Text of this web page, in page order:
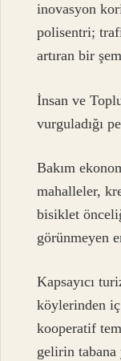
inovasyon
polisentri;
artıran bir
İnsan ve
vurguladığı
Bakım
mahalleler,
bisiklet
görünmeyen
Kapsayıcı
köylerinden
kooperatif
gelirin tabana